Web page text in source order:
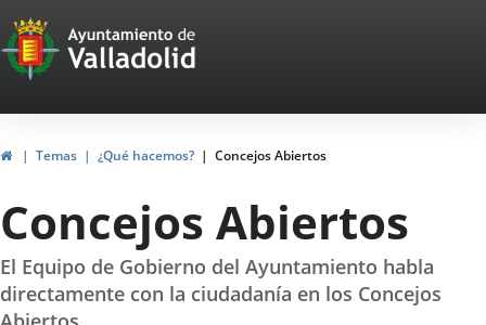
Portal
Web
del
Ayuntamiento
de
Valladolid
HomeTemas ¿Qué hacemos? Concejos Abiertos
Concejos Abiertos
El Equipo de Gobierno del Ayuntamiento habla
directamente con la ciudadanía en los Concejos